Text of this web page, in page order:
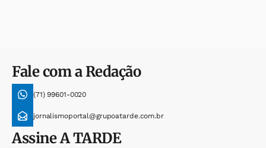
Fale com a Redação
(71) 99601-0020
jornalismoportal@grupoatarde.com.br
AssineA TARDE